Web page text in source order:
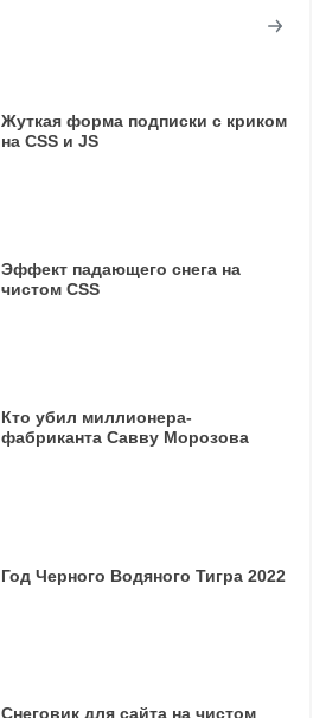
Жуткая форма подписки с криком
на CSS и JS
Эффект падающего снега на
чистом CSS
Кто убил миллионера-
фабриканта Савву Морозова
Год Черного Водяного Тигра 2022
Снеговик для сайта на чистом